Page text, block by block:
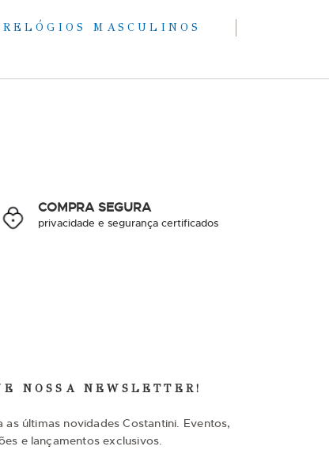
RELÓGIOS MASCULINOS
COMPRA SEGURA
privacidade e segurança certificados
NOSSA NEWSLETTER!
as últimas novidades Costantini. Eventos,
e lançamentos exclusivos.